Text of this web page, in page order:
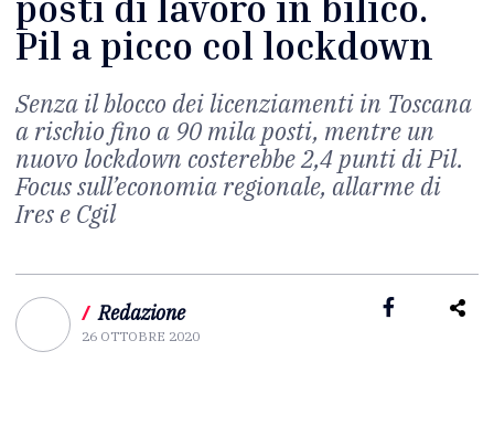
Pil a picco col lockdown
Senza il blocco dei licenziamenti in Toscana
a rischio fino a 90 mila posti, mentre un
nuovo lockdown costerebbe 2,4 punti di Pil.
Focus sull’economia regionale, allarme di
Ires e Cgil
/ Redazione
26 OTTOBRE 2020